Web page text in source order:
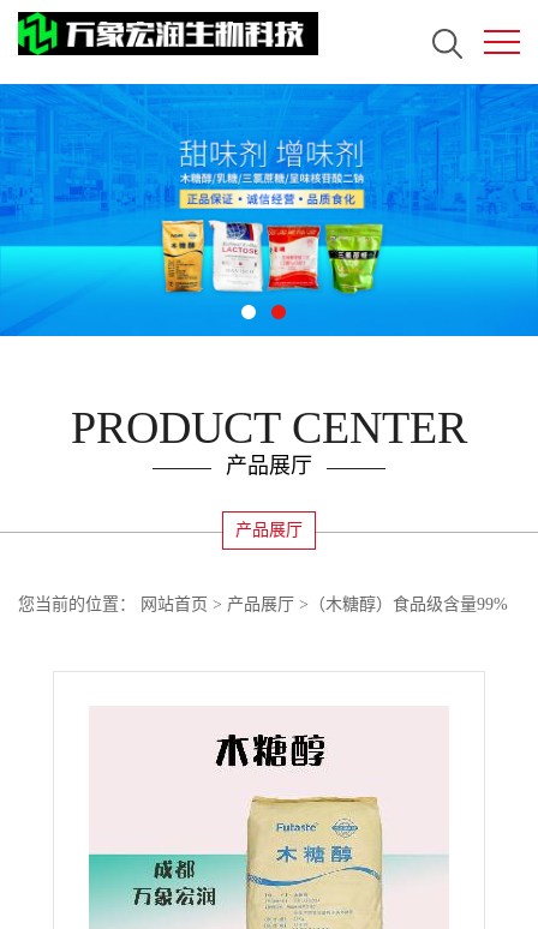
PRODUCT CENTER
产品展厅
产品展厅
您当前的位置： 网站首页 > 产品展厅 > （木糖醇）食品级含量99%